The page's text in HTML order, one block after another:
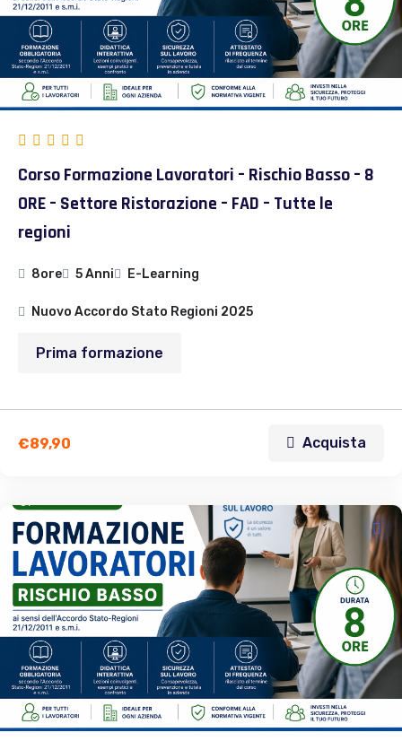
Corso Formazione Lavoratori – Rischio Basso – 8
ORE – Settore Ristorazione – FAD – Tutte le
regioni
8ore 5 Anni E-Learning
Nuovo Accordo Stato Regioni 2025
Prima formazione
€89,90 Acquista